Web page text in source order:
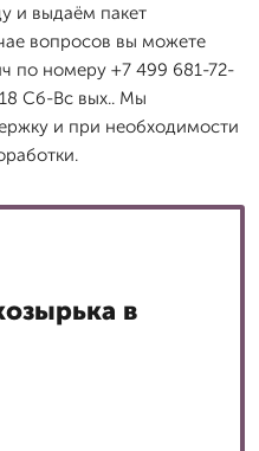
и выдаём пакет
вопросов вы можете
по номеру +7 499 681-72-
Сб-Вс вых.. Мы
и при необходимости
в